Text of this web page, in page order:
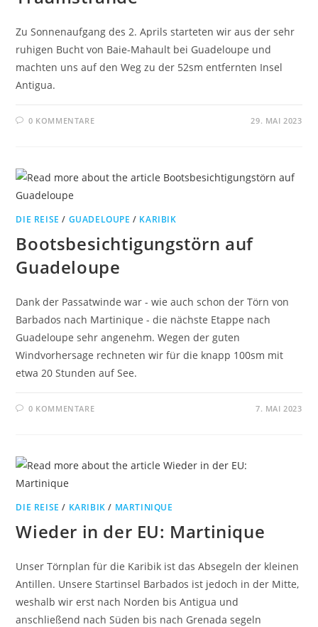
Zu Sonnenaufgang des 2. Aprils starteten wir aus der sehr
ruhigen Bucht von Baie-Mahault bei Guadeloupe und
machten uns auf den Weg zu der 52sm entfernten Insel
Antigua.
0 KOMMENTARE 29. MAI 2023
DIE REISE / GUADELOUPE / KARIBIK
Bootsbesichtigungstörn auf
Guadeloupe
Dank der Passatwinde war - wie auch schon der Törn von
Barbados nach Martinique - die nächste Etappe nach
Guadeloupe sehr angenehm. Wegen der guten
Windvorhersage rechneten wir für die knapp 100sm mit
etwa 20 Stunden auf See.
0 KOMMENTARE 7. MAI 2023
DIE REISE / KARIBIK / MARTINIQUE
Wieder in der EU: Martinique
Unser Törnplan für die Karibik ist das Absegeln der kleinen
Antillen. Unsere Startinsel Barbados ist jedoch in der Mitte,
weshalb wir erst nach Norden bis Antigua und
anschließend nach Süden bis nach Grenada segeln